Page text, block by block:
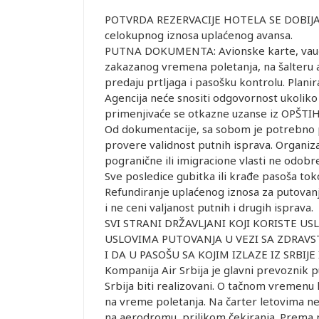
POTVRDA REZERVACIJE HOTELA SE
celokupnog iznosa uplaćenog avansa.
PUTNA DOKUMENTA: Avionske karte,
zakazanog vremena poletanja, na
predaju prtljaga i pasošku kontrolu.
Agencija neće snositi odgovornost
primenjivaće se otkazne uzanse iz
Od dokumentacije, sa sobom je
provere validnost putnih isprava.
pogranične ili imigracione vlasti ne
Sve posledice gubitka ili krađe pasoša
Refundiranje uplaćenog iznosa za
i ne ceni valjanost putnih i drugih isprava.
SVI STRANI DRŽAVLJANI KOJI KORISTE
USLOVIMA PUTOVANJA U VEZI SA
I DA U PASOŠU SA KOJIM IZLAZE IZ
Kompanija Air Srbija je glavni prevoznik
Srbija biti realizovani. O tačnom
na vreme poletanja. Na čarter letovima